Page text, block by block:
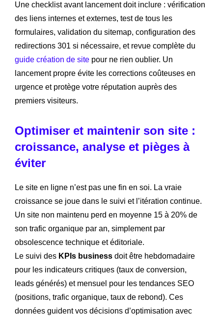
Une checklist avant lancement doit inclure : vérification
des liens internes et externes, test de tous les
formulaires, validation du sitemap, configuration des
redirections 301 si nécessaire, et revue complète du
guide création de site pour ne rien oublier. Un
lancement propre évite les corrections coûteuses en
urgence et protège votre réputation auprès des
premiers visiteurs.
Optimiser et maintenir son site :
croissance, analyse et pièges à
éviter
Le site en ligne n’est pas une fin en soi. La vraie
croissance se joue dans le suivi et l’itération continue.
Un site non maintenu perd en moyenne 15 à 20% de
son trafic organique par an, simplement par
obsolescence technique et éditoriale.
Le suivi des KPIs business doit être hebdomadaire
pour les indicateurs critiques (taux de conversion,
leads générés) et mensuel pour les tendances SEO
(positions, trafic organique, taux de rebond). Ces
données guident vos décisions d’optimisation avec